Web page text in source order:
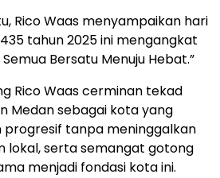
Rico Waas menyampaikan hari
tahun 2025 ini mengangkat
Bersatu Menuju Hebat.”
Rico Waas cerminan tekad
Medan sebagai kota yang
progresif tanpa meninggalkan
lokal, serta semangat gotong
menjadi fondasi kota ini.